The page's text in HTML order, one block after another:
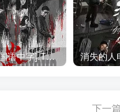
火遮眼[国语中字].The.Furious.2026.1080p+2160p高清下载
下一篇